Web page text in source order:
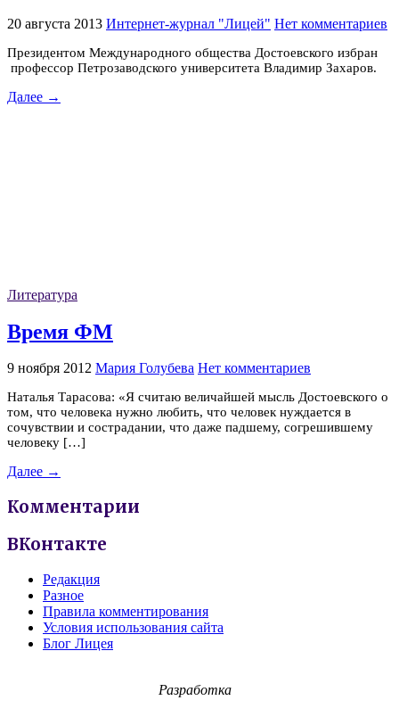
20 августа 2013 Интернет-журнал "Лицей" Нет комментариев
Президентом Международного общества Достоевского избран
профессор Петрозаводского университета Владимир Захаров.
Далее →
Литература
Время ФМ
9 ноября 2012 Мария Голубева Нет комментариев
Наталья Тарасова: «Я считаю величайшей мысль Достоевского о
том, что человека нужно любить, что человек нуждается в
сочувствии и сострадании, что даже падшему, согрешившему
человеку […]
Далее →
Комментарии
ВКонтакте
Редакция
Разное
Правила комментирования
Условия использования сайта
Блог Лицея
Разработка